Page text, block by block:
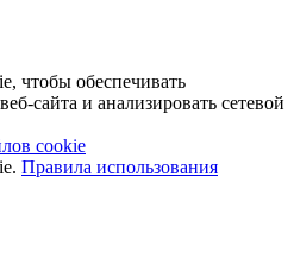
чтобы обеспечивать
сайта и анализировать сетевой
cookie
Правила использования